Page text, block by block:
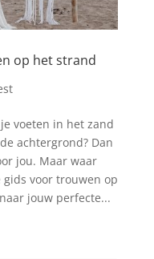
op het strand
voeten in het zand
achtergrond? Dan
jou. Maar waar
voor trouwen op
jouw perfecte...